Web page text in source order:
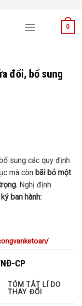
0
đổi, bổ sung
sung các quy định
mà còn bãi bỏ một
Nghị định
ban hành:
CP
TÓM TẮT LÍ DO
THAY ĐỔI